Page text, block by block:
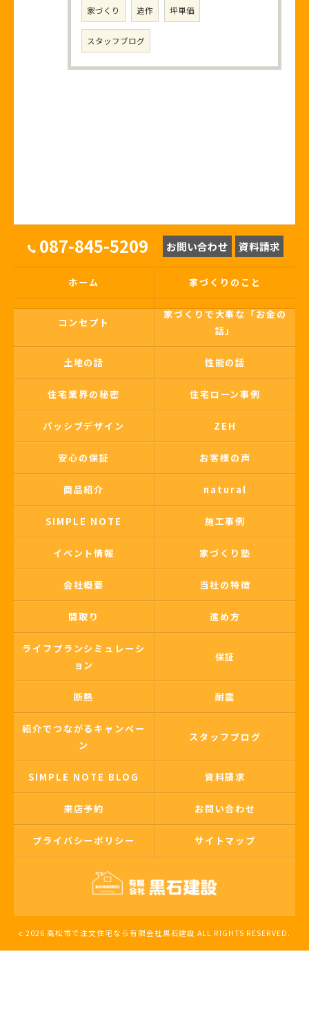
家づくり 造作 坪単価
スタッフブログ
087-845-5209 お問い合わせ 資料請求
ホーム 家づくりのこと
コンセプト
家づくりで大事な「お金の
話」
土地の話 性能の話
住宅業界の秘密 住宅ローン事例
パッシブデザイン ZEH
安心の保証 お客様の声
商品紹介 natural
SIMPLE NOTE 施工事例
イベント情報 家づくり塾
会社概要 当社の特徴
間取り 進め方
ライフプランシミュレーシ
ョン
保証
断熱 耐震
紹介でつながるキャンペー
ン
スタッフブログ
SIMPLE NOTE BLOG 資料請求
来店予約 お問い合わせ
プライバシーポリシー サイトマップ
c 2026 高松市で注文住宅なら有限会社黒石建設 ALL RIGHTS RESERVED.